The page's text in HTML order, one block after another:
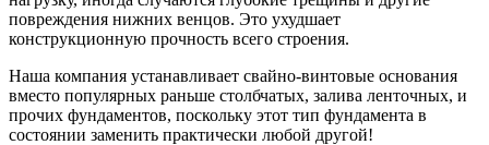
повреждения нижних венцов. Это ухудшает
конструкционную прочность всего строения.
Наша компания устанавливает свайно-винтовые основания
вместо популярных раньше столбчатых, залива ленточных, и
прочих фундаментов, поскольку этот тип фундамента в
состоянии заменить практически любой другой!